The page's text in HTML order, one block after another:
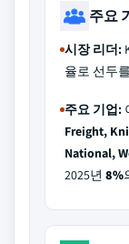
주요
시장 리더:
율로 선두
주요 기업:
Freight,
National,
2025년 8%